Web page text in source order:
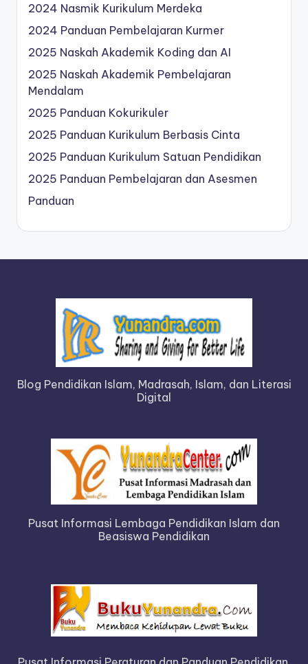
2024 Nasmik Kurikulum Merdeka
2024 Panduan Pembelajaran Kurmer
2025 Naskah Akademik Koding dan AI
2025 Naskah Akademik Pembelajaran
Mendalam
2025 Panduan Kokurikuler
2025 Panduan Kurikulum Berbasis Cinta
2025 Panduan Kurikulum Satuan Pendidikan
2025 Panduan Pembelajaran dan Asesmen
Panduan
Blog Pendidikan Islam, Madrasah, Islam, dan Literasi
Digital
Pusat Informasi Lembaga Pendidikan Islam dan
Beasiswa Pendidikan